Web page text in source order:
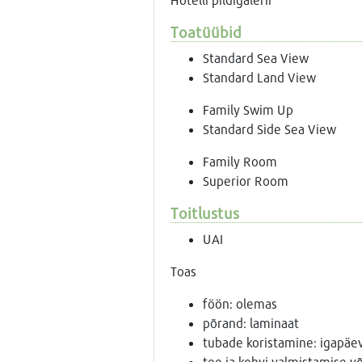
Toatüübid
Standard Sea View
Standard Land View
Family Swim Up
Standard Side Sea View
Family Room
Superior Room
Toitlustus
UAI
Toas
föön: olemas
põrand: laminaat
tubade koristamine: